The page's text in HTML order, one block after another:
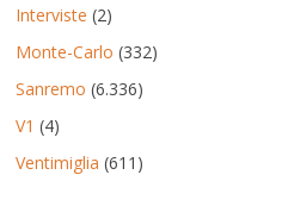
Interviste (2)
Monte-Carlo (332)
Sanremo (6.336)
V1 (4)
Ventimiglia (611)